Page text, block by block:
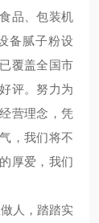
品、包装机
备腻子粉设
覆盖全国市
评。努力为
营理念，凭
，我们将不
厚爱，我们
人，踏踏实